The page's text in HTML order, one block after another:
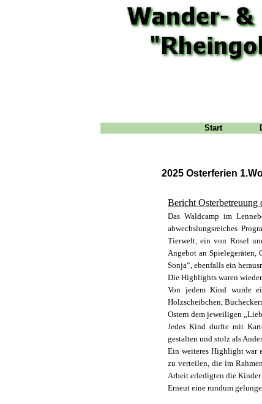
Start
2025 Osterferien
Bericht Osterbetreuung
Das Waldcamp im
abwechslungsreiches
Tierwelt, ein von Rosel
Angebot an Spielegeräten,
Sonja“, ebenfalls ein
Die Highlights waren
Von jedem Kind wurde
Holzscheibchen,
Ostern dem jeweiligen
Jedes Kind durfte mit
gestalten und stolz als
Ein weiteres Highlight war
zu verteilen, die im
Arbeit erledigten die
Erneut eine rundum